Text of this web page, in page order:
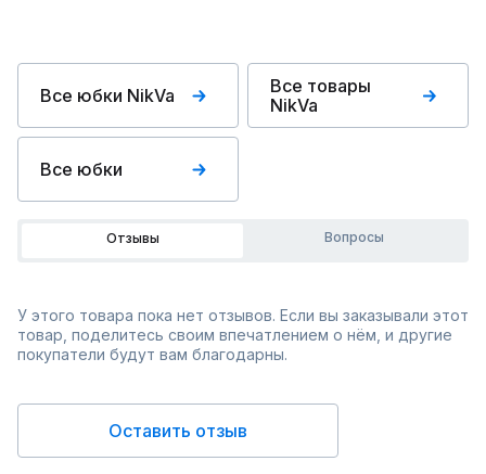
Все юбки NikVa
Все товары
NikVa
Все юбки
Отзывы Вопросы
У этого товара пока нет отзывов. Если вы заказывали этот
товар, поделитесь своим впечатлением о нём, и другие
покупатели будут вам благодарны.
Оставить отзыв